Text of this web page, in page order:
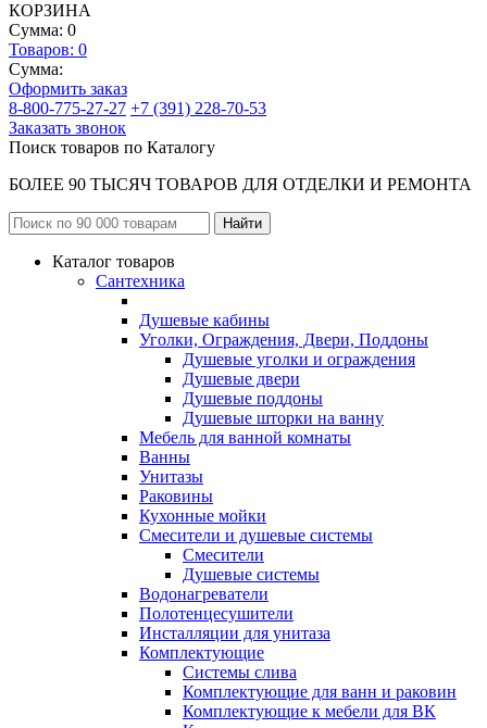
КОРЗИНА
Сумма: 0
Товаров: 0
Сумма:
Оформить заказ
8-800-775-27-27 +7 (391) 228-70-53
Заказать звонок
Поиск товаров по Каталогу
БОЛЕЕ 90 ТЫСЯЧ ТОВАРОВ ДЛЯ ОТДЕЛКИ И РЕМОНТА
Каталог товаров
Сантехника
Душевые кабины
Уголки, Ограждения, Двери, Поддоны
Душевые уголки и ограждения
Душевые двери
Душевые поддоны
Душевые шторки на ванну
Мебель для ванной комнаты
Ванны
Унитазы
Раковины
Кухонные мойки
Смесители и душевые системы
Смесители
Душевые системы
Водонагреватели
Полотенцесушители
Инсталляции для унитаза
Комплектующие
Системы слива
Комплектующие для ванн и раковин
Комплектующие к мебели для ВК